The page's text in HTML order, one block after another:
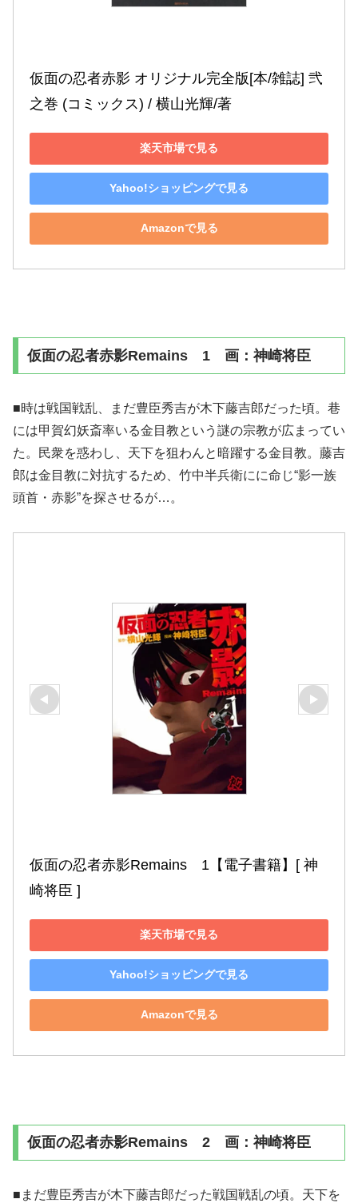
仮面の忍者赤影 オリジナル完全版[本/雑誌] 弐
之巻 (コミックス) / 横山光輝/著
楽天市場で見る
Yahoo!ショッピングで見る
Amazonで見る
仮面の忍者赤影Remains 1 画：神崎将臣
■時は戦国戦乱、まだ豊臣秀吉が木下藤吉郎だった頃。巷
には甲賀幻妖斎率いる金目教という謎の宗教が広まってい
た。民衆を惑わし、天下を狙わんと暗躍する金目教。藤吉
郎は金目教に対抗するため、竹中半兵衛にに命じ“影一族
頭首・赤影”を探させるが…。
仮面の忍者赤影Remains　1【電子書籍】[ 神
崎将臣 ]
楽天市場で見る
Yahoo!ショッピングで見る
Amazonで見る
仮面の忍者赤影Remains 2 画：神崎将臣
■まだ豊臣秀吉が木下藤吉郎だった戦国戦乱の頃。天下を